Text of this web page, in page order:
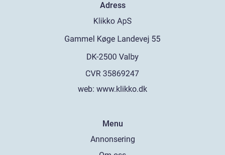
Adress
web: www.klikko.dk
Menu
Annonsering